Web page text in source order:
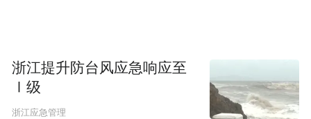
浙江提升防台风应急响应至
Ⅰ级
浙江应急管理